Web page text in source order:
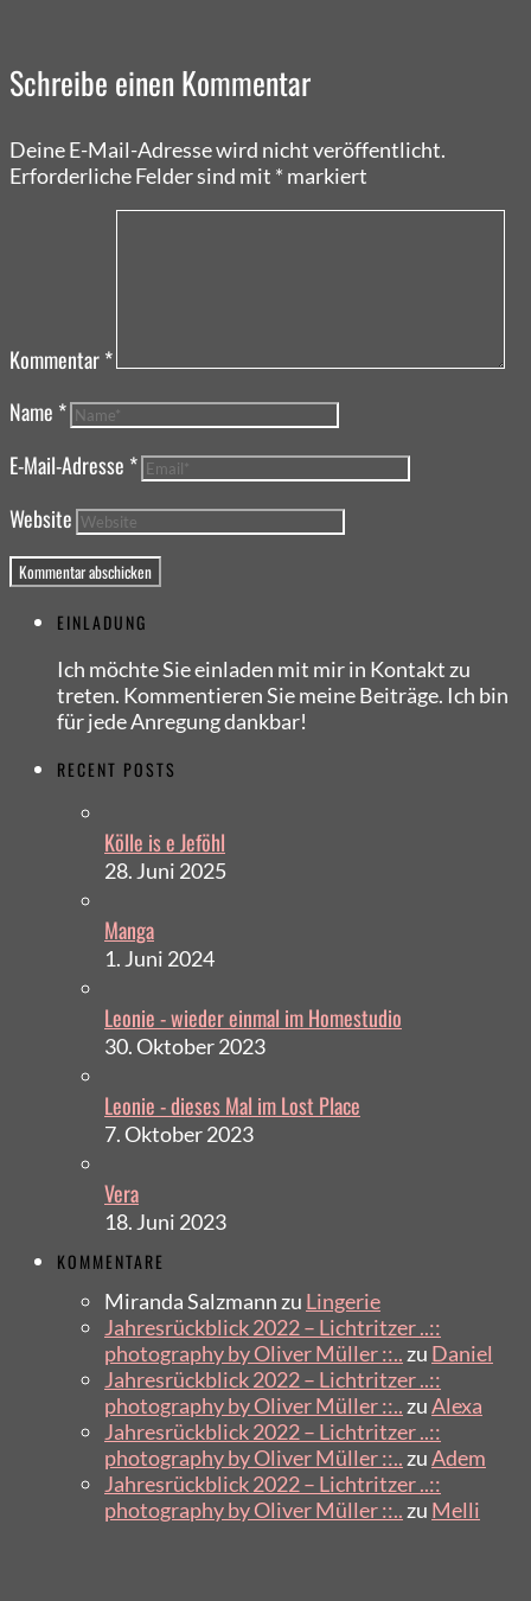
Schreibe einen Kommentar
Deine E-Mail-Adresse wird nicht veröffentlicht.
Erforderliche Felder sind mit * markiert
Kommentar*
Name *
E-Mail-Adresse *
Website
EINLADUNG
Ich möchte Sie einladen mit mir in Kontakt zu
treten. Kommentieren Sie meine Beiträge. Ich bin
für jede Anregung dankbar!
RECENT POSTS
Kölle is e Jeföhl
28. Juni 2025
Manga
1. Juni 2024
Leonie - wieder einmal im Homestudio
30. Oktober 2023
Leonie - dieses Mal im Lost Place
7. Oktober 2023
Vera
18. Juni 2023
KOMMENTARE
Miranda Salzmann zu Lingerie
Jahresrückblick 2022 – Lichtritzer ..::
photography by Oliver Müller ::.. zu Daniel
Jahresrückblick 2022 – Lichtritzer ..::
photography by Oliver Müller ::.. zuAlexa
Jahresrückblick 2022 – Lichtritzer ..::
photography by Oliver Müller ::.. zuAdem
Jahresrückblick 2022 – Lichtritzer ..::
photography by Oliver Müller ::.. zu Melli